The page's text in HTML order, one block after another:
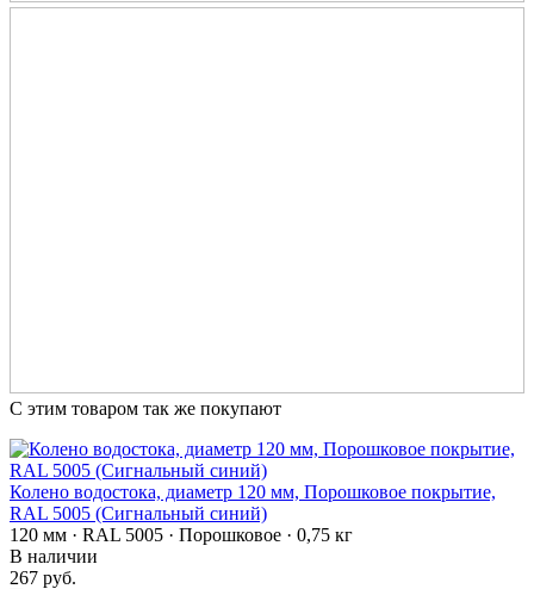
С этим товаром так же покупают
Колено водостока, диаметр 120 мм, Порошковое покрытие,
RAL 5005 (Сигнальный синий)
120 мм · RAL 5005 · Порошковое · 0,75 кг
В наличии
267 руб.